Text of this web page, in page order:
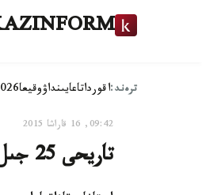
ترەند:اقورداتاعايىنداۋوقيعا2026-
09:42, 16 قاراشا 2015
تاريحى 25 جىل بولعان «نۇر- مۇقاسان» توبى تارايتىن بولعانى ما؟